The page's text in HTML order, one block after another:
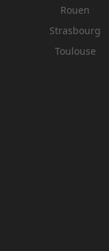
Rouen
Strasbourg
Toulouse